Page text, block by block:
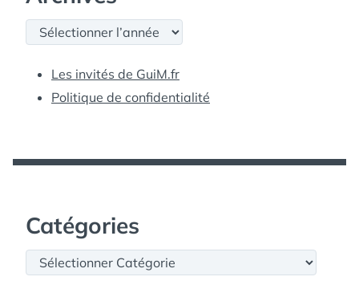
Archives
Les invités de GuiM.fr
Politique de confidentialité
Catégories
Catégories